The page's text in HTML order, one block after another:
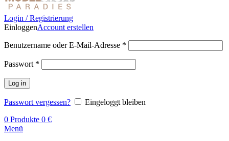
Login / Registrierung
EinloggenAccount erstellen
Benutzername oder E-Mail-Adresse *
Passwort *
Log in
Passwort vergessen?
Eingeloggt bleiben
0 Produkte 0 €
Menü